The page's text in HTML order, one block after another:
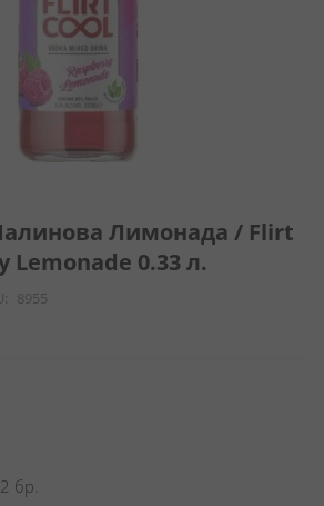
Лимонада / Flirt
Lemonade 0.33 л.
8955
бр.